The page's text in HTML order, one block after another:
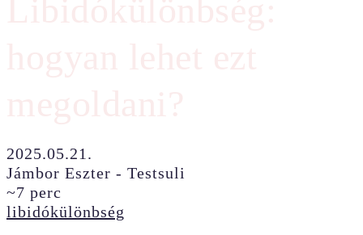
2025.05.21.
Jámbor Eszter - Testsuli
~7 perc
libidókülönbség